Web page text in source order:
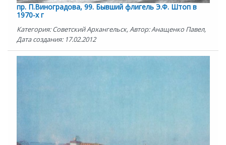
пр. П.Виноградова, 99. Бывший флигель Э.Ф. Штоп в
1970-х г
Категория: Советский Архангельск, Автор: Анащенко Павел,
Дата создания: 17.02.2012